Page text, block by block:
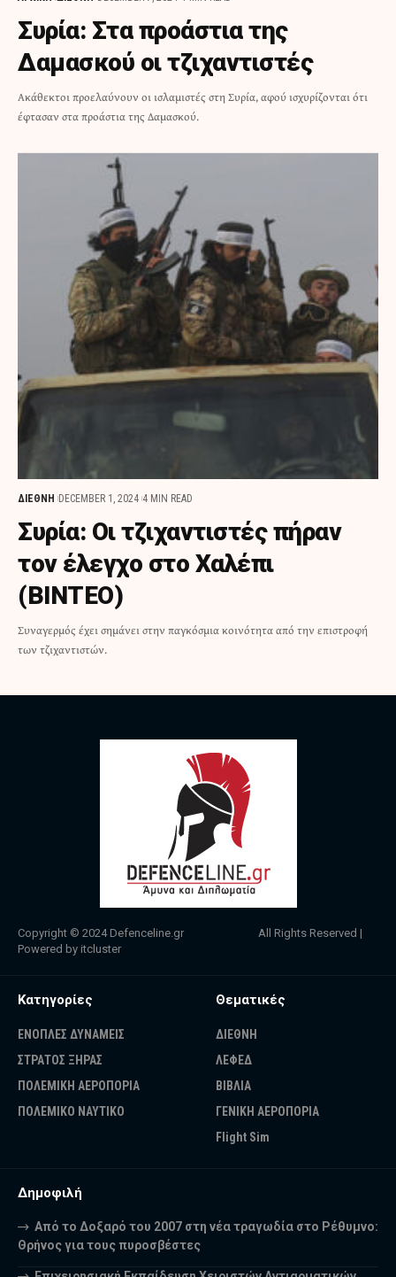
Συρία: Στα προάστια της
Δαμασκού οι τζιχαντιστές
Ακάθεκτοι προελαύνουν οι ισλαμιστές στη Συρία, αφού ισχυρίζονται ότι
έφτασαν στα προάστια της Δαμασκού.
ΔΙΕΘΝΗ DECEMBER 1, 2024 4 MIN READ
Συρία: Οι τζιχαντιστές πήραν
τον έλεγχο στο Χαλέπι
(ΒΙΝΤΕΟ)
Συναγερμός έχει σημάνει στην παγκόσμια κοινότητα από την επιστροφή
των τζιχαντιστών.
Copyright © 2024 Defenceline.gr All Rights Reserved |
Powered by itcluster
Κατηγορίες
ΕΝΟΠΛΕΣ ΔΥΝΑΜΕΙΣ
ΣΤΡΑΤΟΣ ΞΗΡΑΣ
ΠΟΛΕΜΙΚΗ ΑΕΡΟΠΟΡΙΑ
ΠΟΛΕΜΙΚΟ ΝΑΥΤΙΚΟ
Θεματικές
ΔΙΕΘΝΗ
ΛΕΦΕΔ
ΒΙΒΛΙΑ
ΓΕΝΙΚΗ ΑΕΡΟΠΟΡΙΑ
Flight Sim
Δημοφιλή
Από το Δοξαρό του 2007 στη νέα τραγωδία στο Ρέθυμνο:
Θρήνος για τους πυροσβέστες